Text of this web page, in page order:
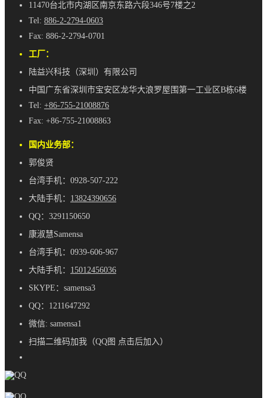
11470台北市内湖区南京东路六段346号7楼之2
Tel: 886-2-2794-0603
Fax: 886-2-2794-0701
工厂：
陆益兴科技（深圳）有限公司
中国广东省深圳市宝安区龙华大浪罗屋围第一工业区B栋6楼
Tel: +86-755-21008876
Fax: +86-755-21008863
国内业务部：
郭俊贤
台湾手机：0928-507-222
大陆手机： 13824390656
QQ：3291150650
康淑慧Samensa
台湾手机：0939-606-967
大陆手机： 15012456036
SKYPE：samensa3
QQ：1211647292
微信: samensa1
扫描二维码加我（QQ图 点击后加入）